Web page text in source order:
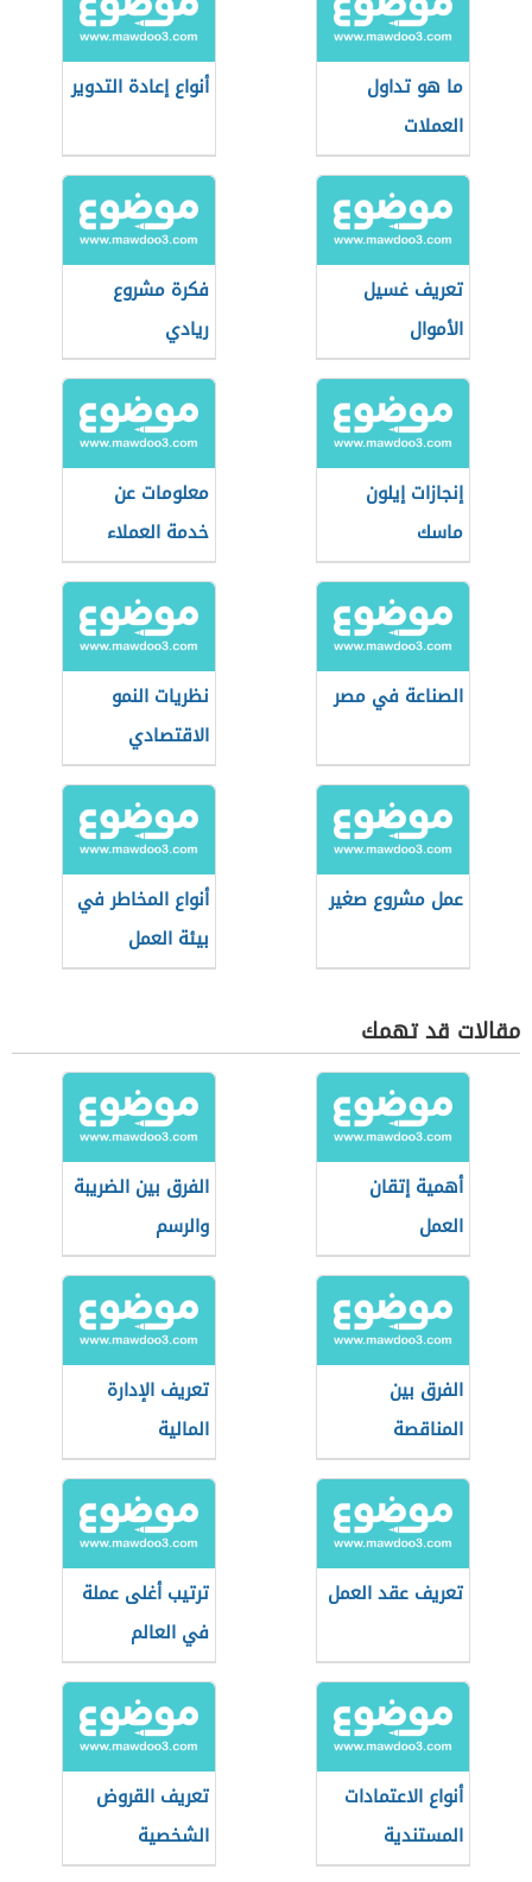
ما هو تداول
العملات
أنواع إعادة التدوير
تعريف غسيل
الأموال
فكرة مشروع
ريادي
إنجازات إيلون
ماسك
معلومات عن
خدمة العملاء
الصناعة في مصر
نظريات النمو
الاقتصادي
عمل مشروع صغير
أنواع المخاطر في
بيئة العمل
مقالات قد تهمك
أهمية إتقان
العمل
الفرق بين الضريبة
والرسم
الفرق بين
المناقصة
والمزايدة
تعريف الإدارة
المالية
تعريف عقد العمل
ترتيب أغلى عملة
في العالم
أنواع الاعتمادات
المستندية
تعريف القروض
الشخصية